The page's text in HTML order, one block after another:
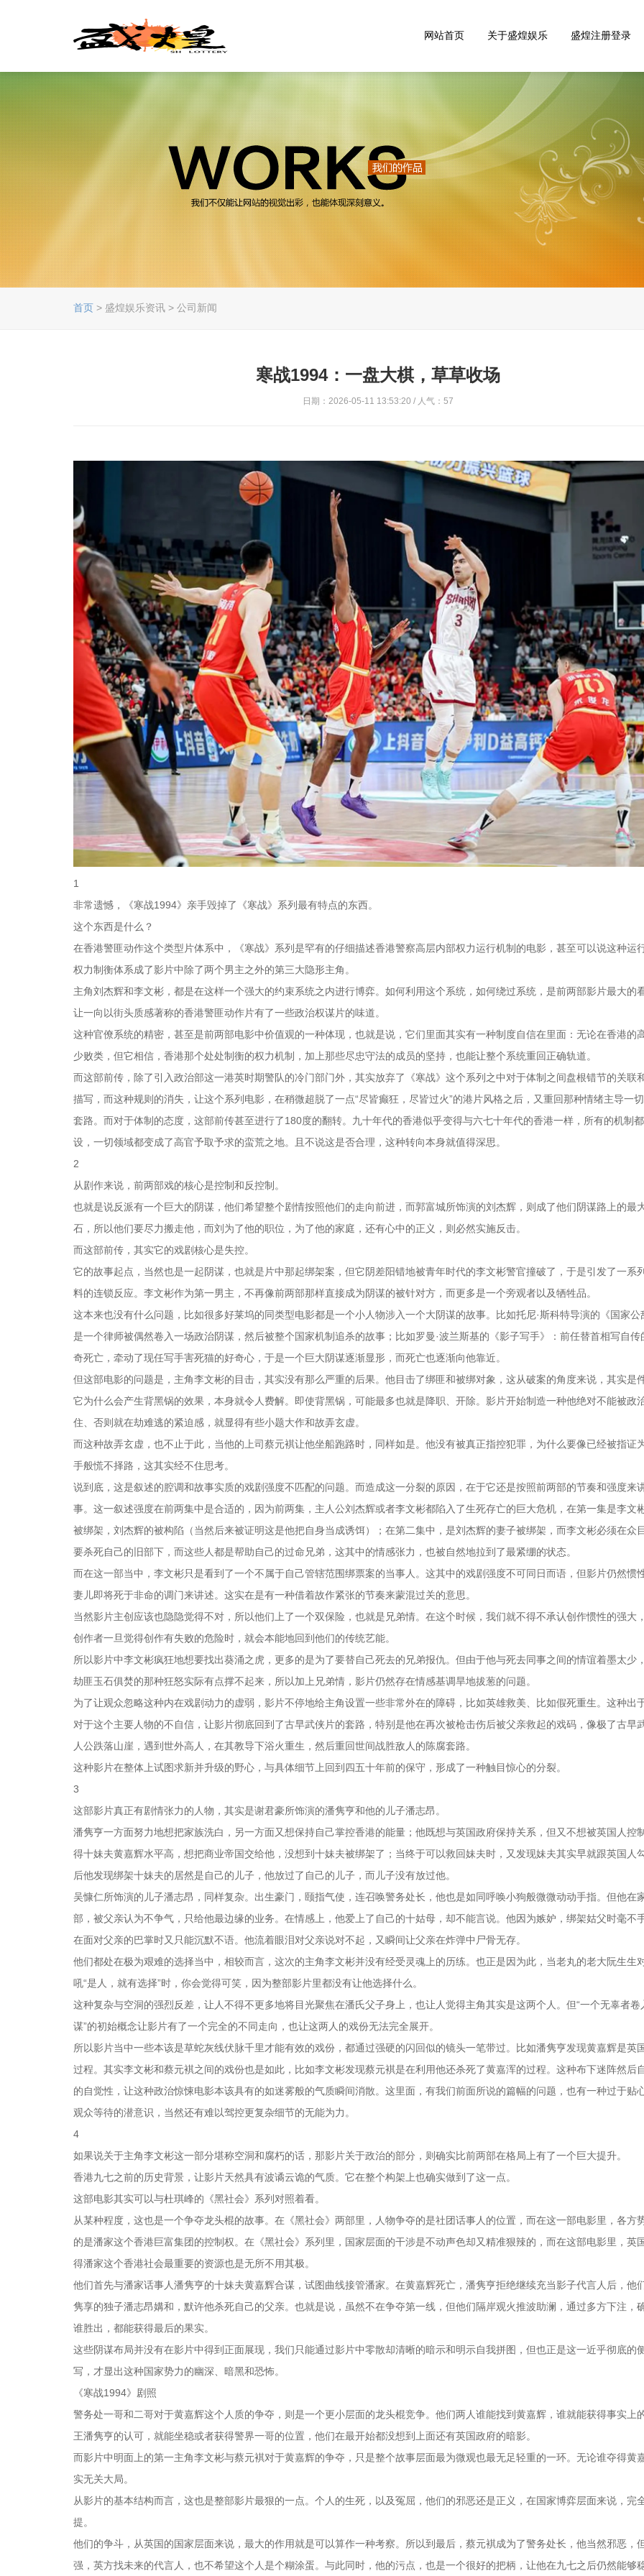
网站首页 关于盛煌娱乐 盛煌注册登录
首页 > 盛煌娱乐资讯 > 公司新闻
寒战1994：一盘大棋，草草收场
日期：2026-05-11 13:53:20 / 人气：57
1
非常遗憾，《寒战1994》亲手毁掉了《寒战》系列最有特点的东西。
这个东西是什么？
在香港警匪动作这个类型片体系中，《寒战》系列是罕有的仔细描述香港警察高层内部权力运行机制的电影，甚至可以说这种运
权力制衡体系成了影片中除了两个男主之外的第三大隐形主角。
主角刘杰辉和李文彬，都是在这样一个强大的约束系统之内进行博弈。如何利用这个系统，如何绕过系统，是前两部影片最大的
让一向以街头质感著称的香港警匪动作片有了一些政治权谋片的味道。
这种官僚系统的精密，甚至是前两部电影中价值观的一种体现，也就是说，它们里面其实有一种制度自信在里面：无论在香港的
少败类，但它相信，香港那个处处制衡的权力机制，加上那些尽忠守法的成员的坚持，也能让整个系统重回正确轨道。
而这部前传，除了引入政治部这一港英时期警队的冷门部门外，其实放弃了《寒战》这个系列之中对于体制之间盘根错节的关联
描写，而这种规则的消失，让这个系列电影，在稍微超脱了一点“尽皆癫狂，尽皆过火”的港片风格之后，又重回那种情绪主导一
套路。而对于体制的态度，这部前传甚至进行了180度的翻转。九十年代的香港似乎变得与六七十年代的香港一样，所有的机制
设，一切领域都变成了高官予取予求的蛮荒之地。且不说这是否合理，这种转向本身就值得深思。
2
从剧作来说，前两部戏的核心是控制和反控制。
也就是说反派有一个巨大的阴谋，他们希望整个剧情按照他们的走向前进，而郭富城所饰演的刘杰辉，则成了他们阴谋路上的最
石，所以他们要尽力搬走他，而刘为了他的职位，为了他的家庭，还有心中的正义，则必然实施反击。
而这部前传，其实它的戏剧核心是失控。
它的故事起点，当然也是一起阴谋，也就是片中那起绑架案，但它阴差阳错地被青年时代的李文彬警官撞破了，于是引发了一系
料的连锁反应。李文彬作为第一男主，不再像前两部那样直接成为阴谋的被针对方，而更多是一个旁观者以及牺牲品。
这本来也没有什么问题，比如很多好莱坞的同类型电影都是一个小人物涉入一个大阴谋的故事。比如托尼·斯科特导演的《国家公
是一个律师被偶然卷入一场政治阴谋，然后被整个国家机制追杀的故事；比如罗曼·波兰斯基的《影子写手》：前任替首相写自传
奇死亡，牵动了现任写手害死猫的好奇心，于是一个巨大阴谋逐渐显形，而死亡也逐渐向他靠近。
但这部电影的问题是，主角李文彬的目击，其实没有那么严重的后果。他目击了绑匪和被绑对象，这从破案的角度来说，其实是
它为什么会产生背黑锅的效果，本身就令人费解。即使背黑锅，可能最多也就是降职、开除。影片开始制造一种他绝对不能被政
住、否则就在劫难逃的紧迫感，就显得有些小题大作和故弄玄虚。
而这种故弄玄虚，也不止于此，当他的上司蔡元褀让他坐船跑路时，同样如是。他没有被真正指控犯罪，为什么要像已经被指证
手般慌不择路，这其实经不住思考。
说到底，这是叙述的腔调和故事实质的戏剧强度不匹配的问题。而造成这一分裂的原因，在于它还是按照前两部的节奏和强度来
事。这一叙述强度在前两集中是合适的，因为前两集，主人公刘杰辉或者李文彬都陷入了生死存亡的巨大危机，在第一集是李文
被绑架，刘杰辉的被构陷（当然后来被证明这是他把自身当成诱饵）；在第二集中，是刘杰辉的妻子被绑架，而李文彬必须在众
要杀死自己的旧部下，而这些人都是帮助自己的过命兄弟，这其中的情感张力，也被自然地拉到了最紧绷的状态。
而在这一部当中，李文彬只是看到了一个不属于自己管辖范围绑票案的当事人。这其中的戏剧强度不可同日而语，但影片仍然惯
妻儿即将死于非命的调门来讲述。这实在是有一种借着故作紧张的节奏来蒙混过关的意思。
当然影片主创应该也隐隐觉得不对，所以他们上了一个双保险，也就是兄弟情。在这个时候，我们就不得不承认创作惯性的强大
创作者一旦觉得创作有失败的危险时，就会本能地回到他们的传统艺能。
所以影片中李文彬疯狂地想要找出葵涌之虎，更多的是为了要替自己死去的兄弟报仇。但由于他与死去同事之间的情谊着墨太少
劫匪玉石俱焚的那种狂怒实际有点撑不起来，所以加上兄弟情，影片仍然存在情感基调旱地拔葱的问题。
为了让观众忽略这种内在戏剧动力的虚弱，影片不停地给主角设置一些非常外在的障碍，比如英雄救美、比如假死重生。这种出
对于这个主要人物的不自信，让影片彻底回到了古早武侠片的套路，特别是他在再次被枪击伤后被父亲救起的戏码，像极了古早
人公跌落山崖，遇到世外高人，在其教导下浴火重生，然后重回世间战胜敌人的陈腐套路。
这种影片在整体上试图求新并升级的野心，与具体细节上回到四五十年前的保守，形成了一种触目惊心的分裂。
3
这部影片真正有剧情张力的人物，其实是谢君豪所饰演的潘隽亨和他的儿子潘志昂。
潘隽亨一方面努力地想把家族洗白，另一方面又想保持自己掌控香港的能量；他既想与英国政府保持关系，但又不想被英国人控
得十妹夫黄嘉辉水平高，想把商业帝国交给他，没想到十妹夫被绑架了；当终于可以救回妹夫时，又发现妹夫其实早就跟英国人
后他发现绑架十妹夫的居然是自己的儿子，他放过了自己的儿子，而儿子没有放过他。
吴慷仁所饰演的儿子潘志昂，同样复杂。出生豪门，颐指气使，连召唤警务处长，他也是如同呼唤小狗般微微动动手指。但他在
部，被父亲认为不争气，只给他最边缘的业务。在情感上，他爱上了自己的十姑母，却不能言说。他因为嫉妒，绑架姑父时毫不
在面对父亲的巴掌时又只能沉默不语。他流着眼泪对父亲说对不起，又瞬间让父亲在炸弹中尸骨无存。
他们都处在极为艰难的选择当中，相较而言，这次的主角李文彬并没有经受灵魂上的历练。也正是因为此，当老丸的老大阮生生
吼“是人，就有选择”时，你会觉得可笑，因为整部影片里都没有让他选择什么。
这种复杂与空洞的强烈反差，让人不得不更多地将目光聚焦在潘氏父子身上，也让人觉得主角其实是这两个人。但“一个无辜者卷
谋”的初始概念让影片有了一个完全的不同走向，也让这两人的戏份无法完全展开。
所以影片当中一些本该是草蛇灰线伏脉千里才能有效的戏份，都通过强硬的闪回似的镜头一笔带过。比如潘隽亨发现黄嘉辉是英
过程。其实李文彬和蔡元褀之间的戏份也是如此，比如李文彬发现蔡元褀是在利用他还杀死了黄嘉浑的过程。这种布下迷阵然后
的自觉性，让这种政治惊悚电影本该具有的如迷雾般的气质瞬间消散。这里面，有我们前面所说的篇幅的问题，也有一种过于贴
观众等待的潜意识，当然还有难以驾控更复杂细节的无能为力。
4
如果说关于主角李文彬这一部分堪称空洞和腐朽的话，那影片关于政治的部分，则确实比前两部在格局上有了一个巨大提升。
香港九七之前的历史背景，让影片天然具有波谲云诡的气质。它在整个构架上也确实做到了这一点。
这部电影其实可以与杜琪峰的《黑社会》系列对照着看。
从某种程度，这也是一个争夺龙头棍的故事。在《黑社会》两部里，人物争夺的是社团话事人的位置，而在这一部电影里，各方
的是潘家这个香港巨富集团的控制权。在《黑社会》系列里，国家层面的干涉是不动声色却又精准狠辣的，而在这部电影里，英
得潘家这个香港社会最重要的资源也是无所不用其极。
他们首先与潘家话事人潘隽亨的十妹夫黄嘉辉合谋，试图曲线接管潘家。在黄嘉辉死亡，潘隽亨拒绝继续充当影子代言人后，他
隽享的独子潘志昂媾和，默许他杀死自己的父亲。也就是说，虽然不在争夺第一线，但他们隔岸观火推波助澜，通过多方下注，
谁胜出，都能获得最后的果实。
这些阴谋布局并没有在影片中得到正面展现，我们只能通过影片中零散却清晰的暗示和明示自我拼图，但也正是这一近乎彻底的
写，才显出这种国家势力的幽深、暗黑和恐怖。
《寒战1994》剧照
警务处一哥和二哥对于黄嘉辉这个人质的争夺，则是一个更小层面的龙头棍竞争。他们两人谁能找到黄嘉辉，谁就能获得事实上
王潘隽亨的认可，就能坐稳或者获得警界一哥的位置，他们在最开始都没想到上面还有英国政府的暗影。
而影片中明面上的第一主角李文彬与蔡元褀对于黄嘉辉的争夺，只是整个故事层面最为微观也最无足轻重的一环。无论谁夺得黄
实无关大局。
从影片的基本结构而言，这也是整部影片最狠的一点。个人的生死，以及冤屈，他们的邪恶还是正义，在国家博弈层面来说，完
提。
他们的争斗，从英国的国家层面来说，最大的作用就是可以算作一种考察。所以到最后，蔡元褀成为了警务处长，他当然邪恶，
强，英方找未来的代言人，也不希望这个人是个糊涂蛋。与此同时，他的污点，也是一个很好的把柄，让他在九七之后仍然能够